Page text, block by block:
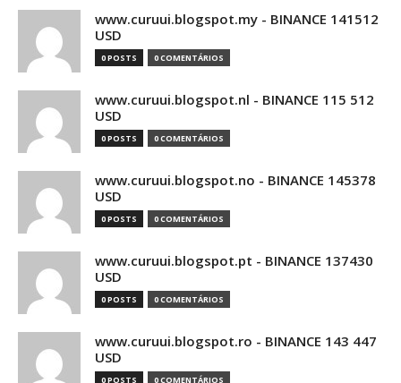
www.curuui.blogspot.my - BINANCE 141512
USD
0 POSTS 0 COMENTÁRIOS
www.curuui.blogspot.nl - BINANCE 115 512
USD
0 POSTS 0 COMENTÁRIOS
www.curuui.blogspot.no - BINANCE 145378
USD
0 POSTS 0 COMENTÁRIOS
www.curuui.blogspot.pt - BINANCE 137430
USD
0 POSTS 0 COMENTÁRIOS
www.curuui.blogspot.ro - BINANCE 143 447
USD
0 POSTS 0 COMENTÁRIOS